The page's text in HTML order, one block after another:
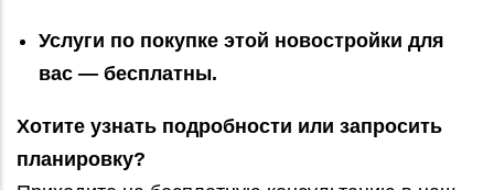
Услуги по покупке этой новостройки для
вас — бесплатны.
Хотите узнать подробности или запросить
планировку?